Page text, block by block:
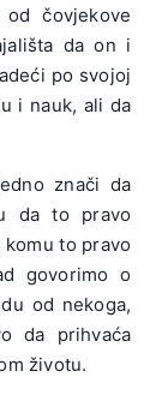
čovjekove
da on i
po svojoj
i nauk, ali da
znači da
da to pravo
to pravo
govorimo o
od nekoga,
da prihvaća
životu.